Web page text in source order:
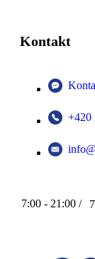
Kontakt
+420
7:00 - 21:00 /